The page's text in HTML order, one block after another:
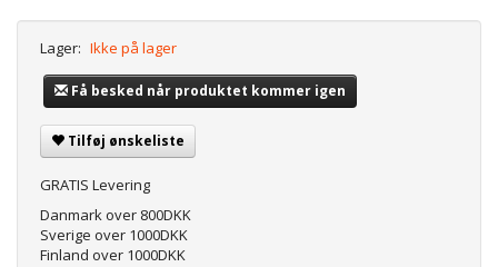
Lager: Ikke på lager
Få besked når produktet kommer igen
Tilføj ønskeliste
GRATIS Levering
Danmark over 800DKK
Sverige over 1000DKK
Finland over 1000DKK